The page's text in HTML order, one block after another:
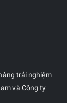
trải nghiệm
và Công ty